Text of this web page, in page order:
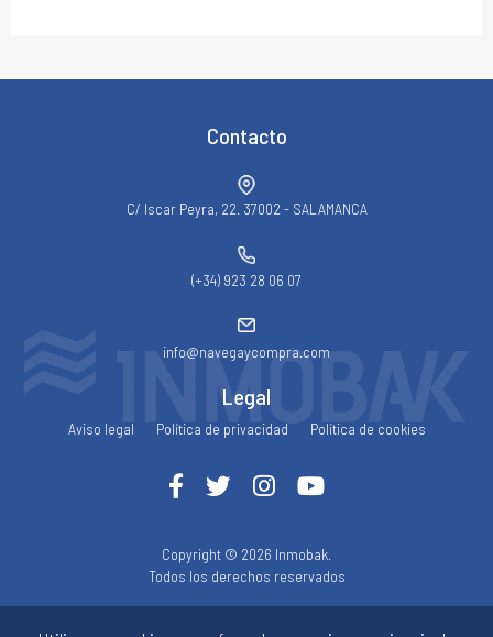
Contacto
C/ Iscar Peyra, 22. 37002 - SALAMANCA
(+34) 923 28 06 07
info@navegaycompra.com
Legal
Aviso legal Política de privacidad Política de cookies
Copyright © 2026 Inmobak.
Todos los derechos reservados